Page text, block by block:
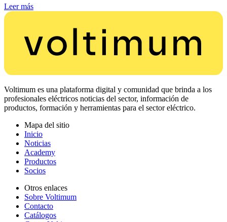
Leer más
Voltimum es una plataforma digital y comunidad que brinda a los
profesionales eléctricos noticias del sector, información de
productos, formación y herramientas para el sector eléctrico.
Mapa del sitio
Inicio
Noticias
Academy
Productos
Socios
Otros enlaces
Sobre Voltimum
Contacto
Catálogos